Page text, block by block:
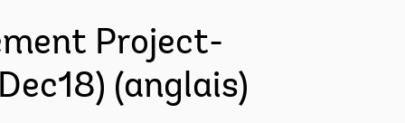
Project-
(anglais)